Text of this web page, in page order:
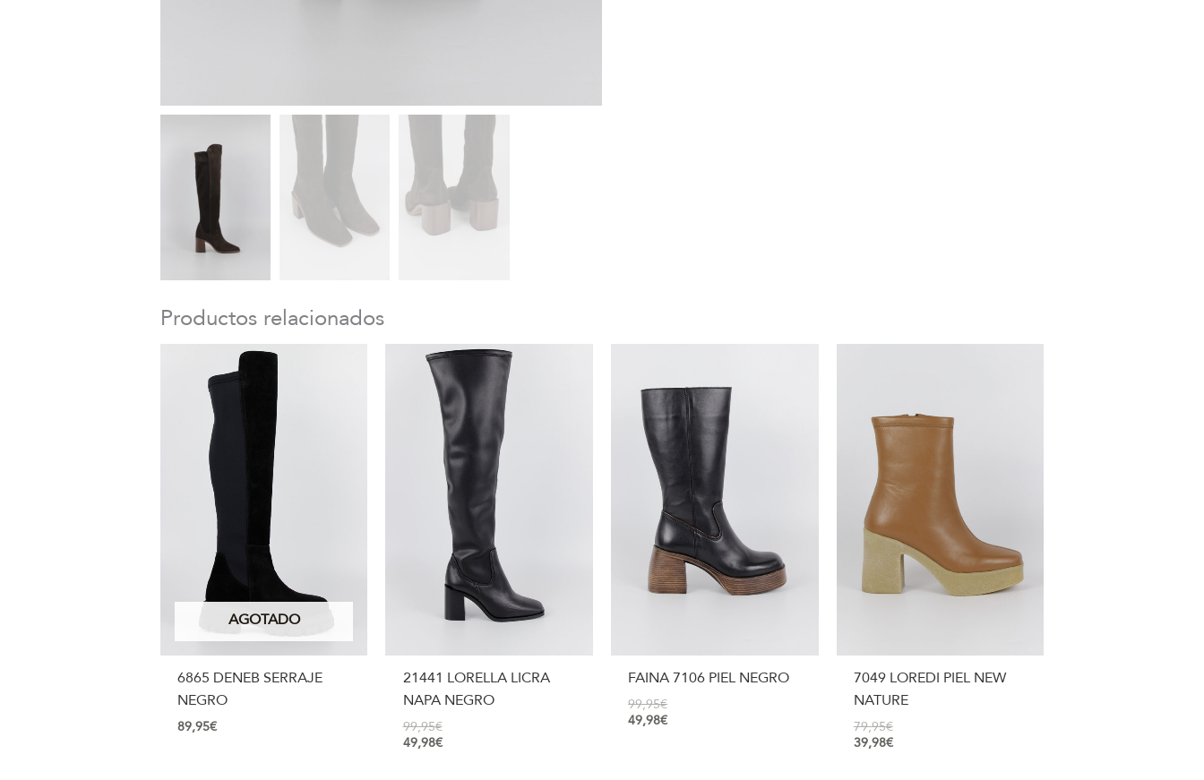
Productos relacionados
AGOTADO
6865 DENEB SERRAJE
NEGRO
89,95€
21441 LORELLA LICRA
NAPA NEGRO
99,95€
49,98€
FAINA 7106 PIEL NEGRO
99,95€
49,98€
7049 LOREDI PIEL NEW
NATURE
79,95€
39,98€